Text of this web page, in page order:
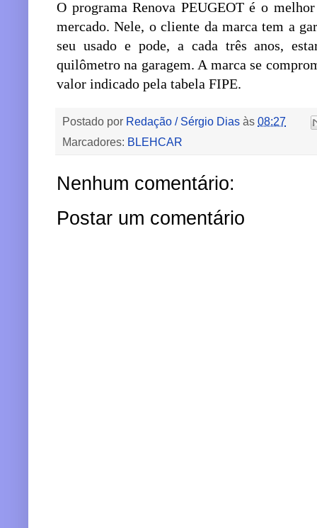
O programa Renova PEUGEOT é o
mercado. Nele, o cliente da marca tem a
seu usado e pode, a cada três anos,
quilômetro na garagem. A marca se
valor indicado pela tabela FIPE.
Postado por Redação / Sérgio Dias às 08:27
Marcadores: BLEHCAR
Nenhum comentário:
Postar um comentário